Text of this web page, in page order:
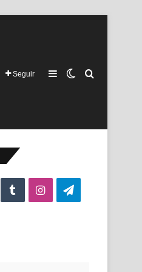
Seguir Barra lateral
Switch skin
TumblrInstagramTelegram